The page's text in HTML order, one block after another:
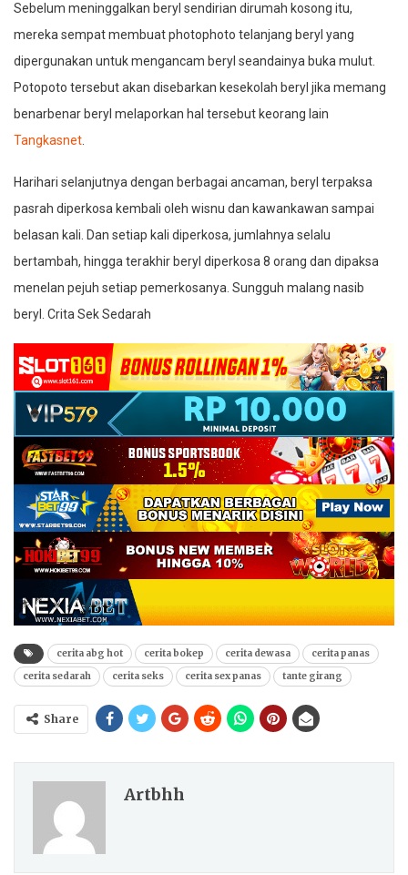
Sebelum meninggalkan beryl sendirian dirumah kosong itu,
mereka sempat membuat photophoto telanjang beryl yang
dipergunakan untuk mengancam beryl seandainya buka mulut.
Potopoto tersebut akan disebarkan kesekolah beryl jika memang
benarbenar beryl melaporkan hal tersebut keorang lain
Tangkasnet
Harihari selanjutnya dengan berbagai ancaman, beryl terpaksa
pasrah diperkosa kembali oleh wisnu dan kawankawan sampai
belasan kali. Dan setiap kali diperkosa, jumlahnya selalu
bertambah, hingga terakhir beryl diperkosa 8 orang dan dipaksa
menelan pejuh setiap pemerkosanya. Sungguh malang nasib
beryl. Crita Sek Sedarah
cerita abg hot cerita bokep cerita dewasa
cerita panas
cerita sedarah
cerita seks cerita sex panas tante girang
Share
Artbhh